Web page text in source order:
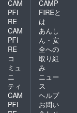
CAM
PFI
RE
CAM
PFI
RE
コ
ミュ
ニ
ティ
CAM
PFI
CAMP
FIREと
は
あんし
ん・安
全への
取り組
み
ニュー
ス
ヘルプ
お問い